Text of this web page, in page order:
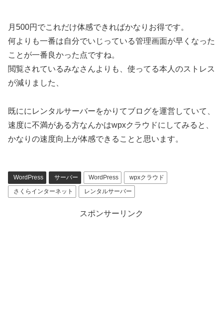
月500円でこれだけ体感できればかなりお得です。
何よりも一番は自分でいじっている管理画面が早くなった
ことが一番良かった点ですね。
閲覧されているみなさんよりも、使ってる本人のストレス
が減りました、
既ににレンタルサーバーをかりてブログを運営していて、
速度に不満がある方なんかはwpxクラウドにしてみると、
かなりの速度向上が体感できることと思います。
WordPress サーバー WordPress
wpxクラウド
さくらインターネット
レンタルサーバー
スポンサーリンク